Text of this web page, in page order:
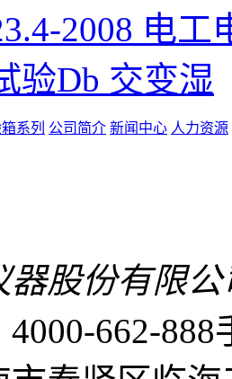
2008 电
验Db 交变湿
系列 公司简介 新闻中心 人力资源
器股份有限公
662-888